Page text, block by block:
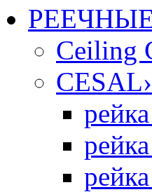
Ceiling
CESAL